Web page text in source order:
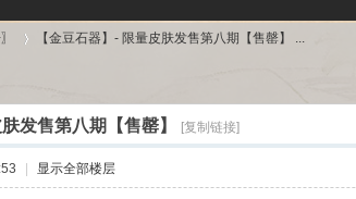
›
【金豆石器】- 限量皮肤发售第八期【售罄】 ...
发售第八期【售罄】 [复制链接]
显示全部楼层